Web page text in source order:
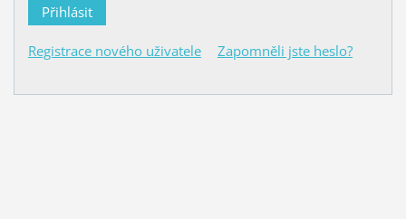
Registrace nového uživatele Zapomněli jste heslo?